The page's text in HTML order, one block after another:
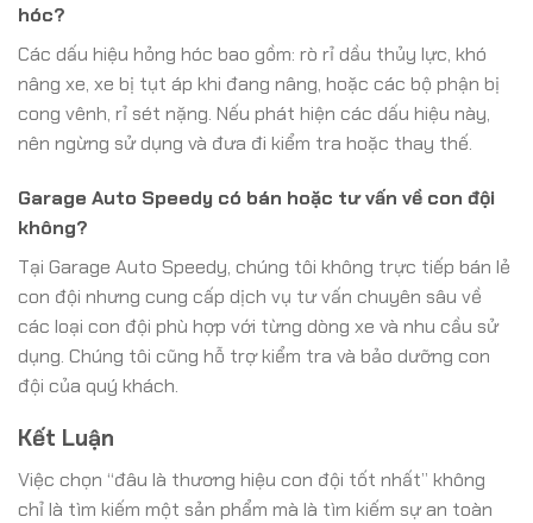
hóc?
Các dấu hiệu hỏng hóc bao gồm: rò rỉ dầu thủy lực, khó
nâng xe, xe bị tụt áp khi đang nâng, hoặc các bộ phận bị
cong vênh, rỉ sét nặng. Nếu phát hiện các dấu hiệu này,
nên ngừng sử dụng và đưa đi kiểm tra hoặc thay thế.
Garage Auto Speedy có bán hoặc tư vấn về con đội
không?
Tại Garage Auto Speedy, chúng tôi không trực tiếp bán lẻ
con đội nhưng cung cấp dịch vụ tư vấn chuyên sâu về
các loại con đội phù hợp với từng dòng xe và nhu cầu sử
dụng. Chúng tôi cũng hỗ trợ kiểm tra và bảo dưỡng con
đội của quý khách.
Kết Luận
Việc chọn “đâu là thương hiệu con đội tốt nhất” không
chỉ là tìm kiếm một sản phẩm mà là tìm kiếm sự an toàn